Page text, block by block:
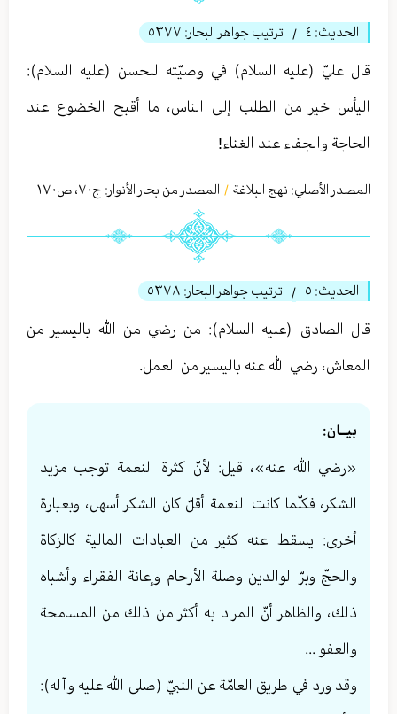
الحديث: ٤ / ترتيب جواهر البحار: ٥٣٧٧
قال عليّ (عليه السلام) في وصيّته للحسن (عليه السلام):
اليأس خير من الطلب إلى الناس، ما أقبح الخضوع عند
الحاجة والجفاء عند الغناء!
المصدر الأصلي: نهج البلاغة / المصدر من بحار الأنوار: ج٧٠، ص١٧۰
الحديث: ٥ / ترتيب جواهر البحار: ٥٣٧٨
قال الصادق (عليه السلام): من رضي من الله باليسير من
المعاش، رضي الله عنه باليسير من العمل.
بيــان:
«رضي الله عنه»، قيل: لأنّ كثرة النعمة توجب مزيد
الشكر، فكلّما كانت النعمة أقلّ كان الشكر أسهل، وبعبارة
أخرى: يسقط عنه كثير من العبادات المالية كالزكاة
والحجّ وبرّ الوالدين وصلة الأرحام وإعانة الفقراء وأشباه
ذلك، والظاهر أنّ المراد به أكثر من ذلك من المسامحة
والعفو ...
وقد ورد في طريق العامّة عن النبيّ (صلى الله عليه وآله):